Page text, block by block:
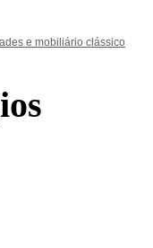
e mobiliário clássico